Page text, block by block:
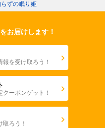
ずの眠り姫
をお届けします！
を受け取ろう！
ーポンゲット！
ろう！